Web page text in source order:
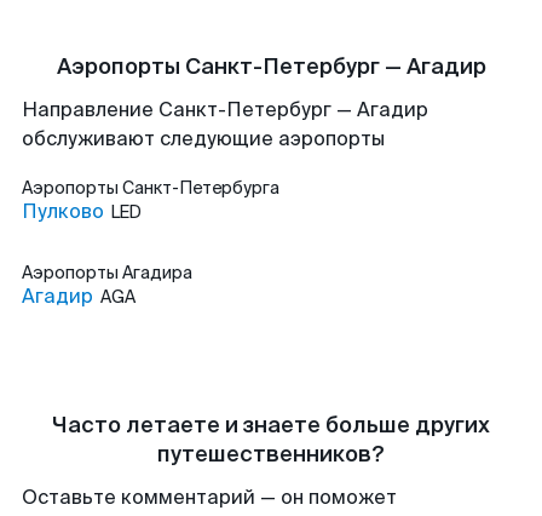
Аэропорты Санкт-Петербург — Агадир
Направление Санкт-Петербург — Агадир
обслуживают следующие аэропорты
Аэропорты Санкт-Петербурга
Пулково LED
Аэропорты Агадира
Агадир AGA
Часто летаете и знаете больше других
путешественников?
Оставьте комментарий — он поможет